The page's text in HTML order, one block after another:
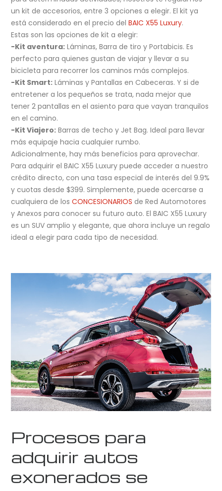
un kit de accesorios, entre 3 opciones a elegir. El kit ya
está considerado en el precio delBAIC X55 Luxury.
Estas son las opciones de kit a elegir:
-Kit aventura: Láminas, Barra de tiro y Portabicis. Es
perfecto para quienes gustan de viajar y llevar a su
bicicleta para recorrer los caminos más complejos.
-Kit Smart: Láminas y Pantallas en Cabeceras. Y si de
entretener a los pequeños se trata, nada mejor que
tener 2 pantallas en el asiento para que vayan tranquilos
en el camino.
-Kit Viajero: Barras de techo y Jet Bag. Ideal para llevar
más equipaje hacia cualquier rumbo.
Adicionalmente, hay más beneficios para aprovechar.
Para adquirir el BAIC X55 Luxury puede acceder a nuestro
crédito directo, con una tasa especial de interés del 9.9%
y cuotas desde $399. Simplemente, puede acercarse a
cualquiera de losCONCESIONARIOS de Red Automotores
y Anexos para conocer su futuro auto. El BAIC X55 Luxury
es un SUV amplio y elegante, que ahora incluye un regalo
ideal a elegir para cada tipo de necesidad.
Procesos para
adquirir autos
exonerados se